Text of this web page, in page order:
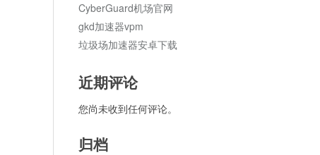
CyberGuard机场官网
gkd加速器vpm
垃圾场加速器安卓下载
近期评论
您尚未收到任何评论。
归档